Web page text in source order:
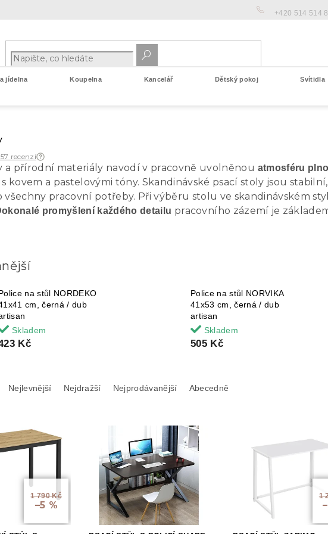
+420 514 514
jídelna Koupelna Kancelář Dětský pokoj Svítidla
recenzí
a přírodní materiály navodí v pracovně uvolněnou atmosféru
kovem a pastelovými tóny. Skandinávské psací stoly jsou
pracovní potřeby. Při výběru stolu ve skandinávském
promyšlení každého detailu pracovního zázemí je
na stůl NORDEKO
cm, černá / dub
Skladem
Kč
Police na stůl NORVIKA
41x53 cm, černá / dub
artisan
Skladem
505 Kč
Nejlevnější Nejdražší Nejprodávanější Abecedně
1 790 Kč
–5 %
1